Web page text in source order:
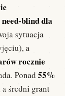
need-blind dla
sytuacja
a
rocznie
Ponad 55%
średni grant